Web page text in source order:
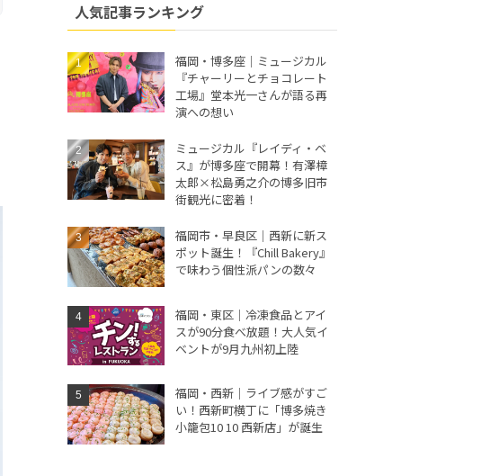
人気記事ランキング
福岡・博多座｜ミュージカル
『チャーリーとチョコレート
工場』堂本光一さんが語る再
演への想い
ミュージカル『レイディ・ベ
ス』が博多座で開幕！有澤樟
太郎×松島勇之介の博多旧市
街観光に密着！
福岡市・早良区｜西新に新ス
ポット誕生！『Chill Bakery』
で味わう個性派パンの数々
福岡・東区｜冷凍食品とアイ
スが90分食べ放題！大人気イ
ベントが9月九州初上陸
福岡・西新｜ライブ感がすご
い！西新町横丁に「博多焼き
小籠包10 10 西新店」が誕生